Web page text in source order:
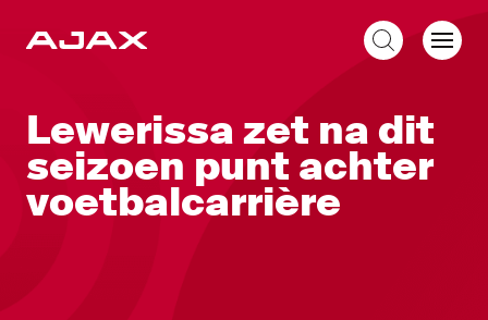
Lewerissa zet na dit
seizoen punt achter
voetbalcarrière